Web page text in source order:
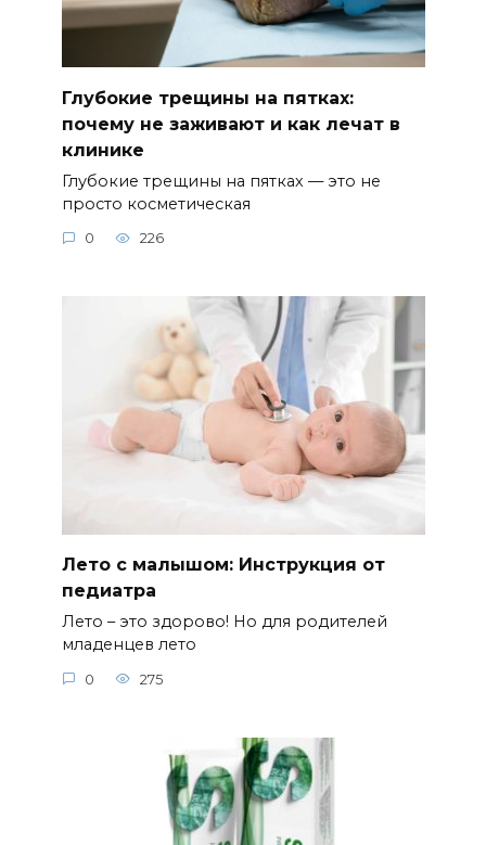
Глубокие трещины на пятках:
почему не заживают и как лечат в
клинике
Глубокие трещины на пятках — это не
просто косметическая
0 226
Лето с малышом: Инструкция от
педиатра
Лето – это здорово! Но для родителей
младенцев лето
0 275